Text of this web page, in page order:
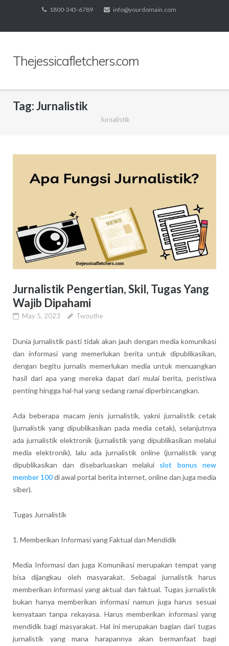
content
1800-345-6789 info@yourdomain.com
Thejessicafletchers.com
Tag:Jurnalistik
Jurnalistik
Jurnalistik Pengertian, Skil, Tugas Yang
Wajib Dipahami
May 5, 2023 Twouthe
Dunia jurnalistik pasti tidak akan jauh dengan media komunikasi
dan informasi yang memerlukan berita untuk dipublikasikan,
dengan begitu jurnalis memerlukan media untuk menuangkan
hasil dari apa yang mereka dapat dari mulai berita, peristiwa
penting hingga hal-hal yang sedang ramai diperbincangkan.
Ada beberapa macam jenis jurnalistik, yakni jurnalistik cetak
(jurnalistik yang dipublikasikan pada media cetak), selanjutnya
ada jurnalistik elektronik (jurnalistik yang dipublikasikan melalui
media elektronik), lalu ada jurnalistik online (jurnalistik yang
dipublikasikan dan disebarluaskan melalui slot bonus new
member 100di awal portal berita internet, online dan juga media
siber).
Tugas Jurnalistik
1. Memberikan Informasi yang Faktual dan Mendidik
Media Informasi dan juga Komunikasi merupakan tempat yang
bisa dijangkau oleh masyarakat. Sebagai jurnalistik harus
memberikan informasi yang aktual dan faktual. Tugas jurnalistik
bukan hanya memberikan informasi namun juga harus sesuai
kenyataan tanpa rekayasa. Harus memberikan informasi yang
mendidik bagi masyarakat. Hal ini merupakan bagian dari tugas
jurnalistik yang mana harapannya akan bermanfaat bagi